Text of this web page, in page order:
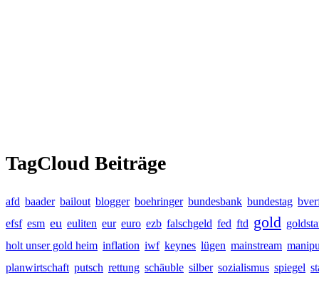
TagCloud Beiträge
afd baader bailout blogger boehringer bundesbank bundestag
efsf esm eu euliten eur euro ezb falschgeld fed ftd gold
holt unser gold heim inflation iwf keynes lügen mainstream
planwirtschaft putsch rettung schäuble silber sozialismus spiegel